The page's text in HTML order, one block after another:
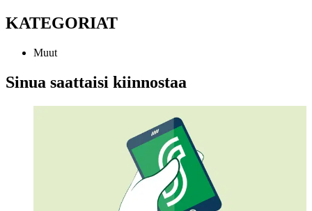
KATEGORIAT
Muut
Sinua saattaisi kiinnostaa